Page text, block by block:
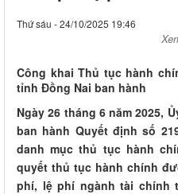
Thứ sáu - 24/10/2025 19:46
Công khai Thủ tục hành
tỉnh Đồng Nai ban hành
Ngày 26 tháng 6 năm 2025,
ban hành Quyết định số
danh mục thủ tục hành
quyết thủ tục hành chính
phí, lệ phí ngành tài chính